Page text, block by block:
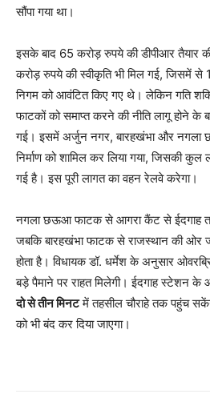
सौंपा गया था।
इसके बाद 65 करोड़ रुपये की डीपीआर तैयार
करोड़ रुपये की स्वीकृति भी मिल गई, जिसमें
निगम को आवंटित किए गए थे। लेकिन गति
फाटकों को समाप्त करने की नीति लागू होने के
गई। इसमें अर्जुन नगर, बारहखंभा और
निर्माण को शामिल कर लिया गया, जिसकी
गई है। इस पूरी लागत का वहन रेलवे करेगा।
नगला छऊआ फाटक से आगरा कैंट से ईदगाह
जबकि बारहखंभा फाटक से राजस्थान की ओर
होता है। विधायक डॉ. धर्मेश के अनुसार
बड़े पैमाने पर राहत मिलेगी। ईदगाह स्टेशन
दो से तीन मिनटमें तहसील चौराहे तक पहुंच
को भी बंद कर दिया जाएगा।